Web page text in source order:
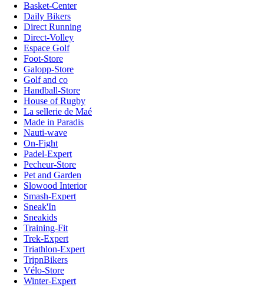
Basket-Center
Daily Bikers
Direct Running
Direct-Volley
Espace Golf
Foot-Store
Galopp-Store
Golf and co
Handball-Store
House of Rugby
La sellerie de Maé
Made in Paradis
Nauti-wave
On-Fight
Padel-Expert
Pecheur-Store
Pet and Garden
Slowood Interior
Smash-Expert
Sneak'In
Sneakids
Training-Fit
Trek-Expert
Triathlon-Expert
TripnBikers
Vélo-Store
Winter-Expert